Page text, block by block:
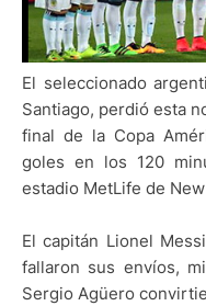
El seleccionado
Santiago, perdió esta
final de la Copa
goles en los 120
estadio MetLife de
El capitán Lionel
fallaron sus envíos,
Sergio Agüero